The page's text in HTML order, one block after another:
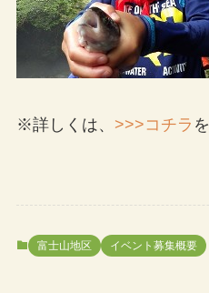
※詳しくは、 >>>コチラ
富士山地区 イベント募集概要